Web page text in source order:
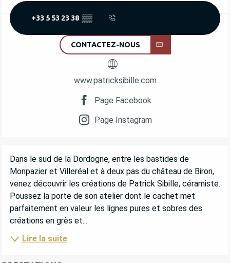
+33 5 53 23 38 ▒▒
CONTACTEZ-NOUS
www.patricksibille.com
Page Facebook
Page Instagram
DESCRIPTION
Dans le sud de la Dordogne, entre les bastides de
Monpazier et Villeréal et à deux pas du château de Biron,
venez découvrir les créations de Patrick Sibille, céramiste.
Poussez la porte de son atelier dont le cachet met
parfaitement en valeur les lignes pures et sobres des
créations en grès et...
Lire la suite